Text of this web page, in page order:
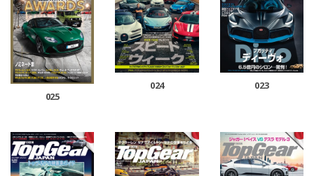
025
024 023